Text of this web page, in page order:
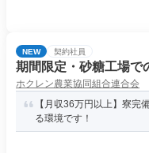
NEW 契約社員
期間限定・砂糖工場で
ホクレン農業協同組合連合会
【月収36万円以上】寮完
る環境です！